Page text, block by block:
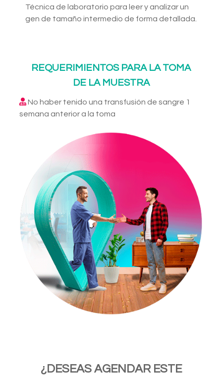
Técnica de laboratorio para leer y analizar un
gen de tamaño intermedio de forma detallada.
REQUERIMIENTOS PARA LA TOMA
DE LA MUESTRA
No haber tenido una transfusión de sangre 1
semana anterior a la toma
¿DESEAS AGENDAR ESTE